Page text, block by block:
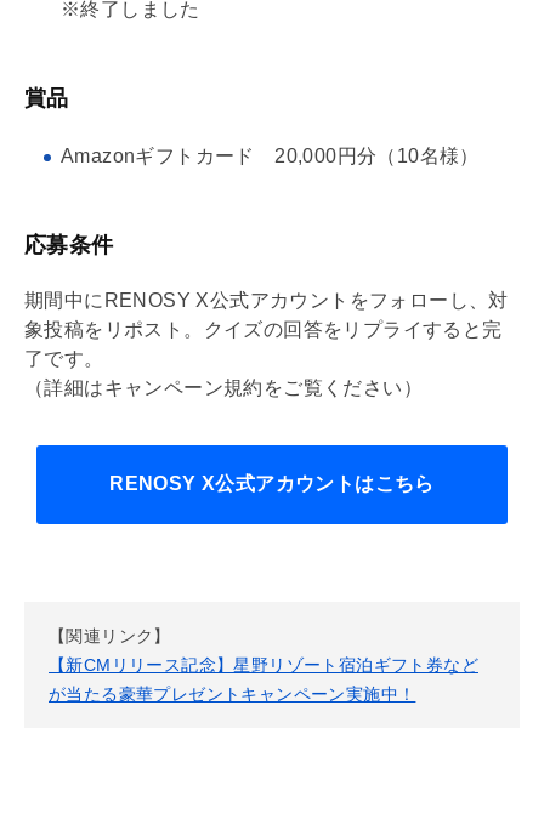
※終了しました
賞品
Amazonギフトカード 20,000円分（10名様）
応募条件
期間中にRENOSY X公式アカウントをフォローし、対
象投稿をリポスト。クイズの回答をリプライすると完
了です。
（詳細はキャンペーン規約をご覧ください）
RENOSY X公式アカウントはこちら
【関連リンク】
【新CMリリース記念】星野リゾート宿泊ギフト券など
が当たる豪華プレゼントキャンペーン実施中！